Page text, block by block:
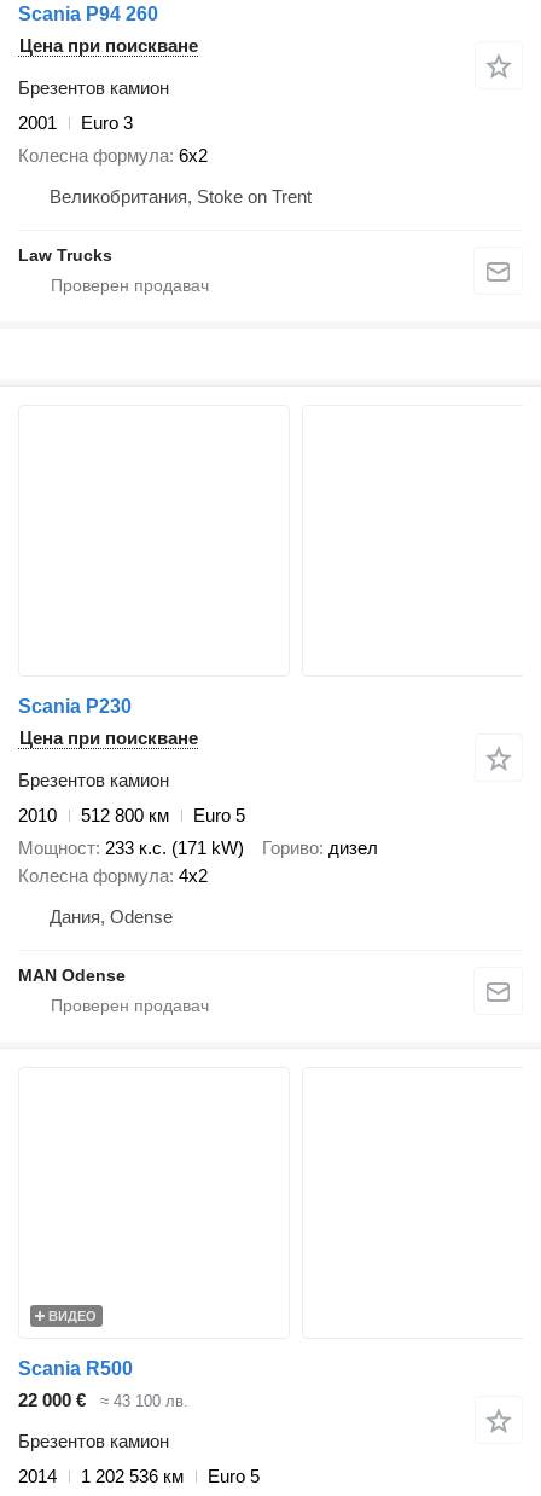
Scania P94 260
Цена при поискване
Брезентов камион
2001
Euro 3
Колесна формула 6x2
Великобритания, Stoke on Trent
Law Trucks
Scania P230
Цена при поискване
Брезентов камион
2010
512 800 км
Euro 5
Мощност 233 к.с. (171 kW) Гориво дизел
Колесна формула 4x2
Дания, Odense
MAN Odense
ВИДЕО
Scania R500
22 000 €
≈ 43 100 лв.
Брезентов камион
2014
1 202 536 км
Euro 5